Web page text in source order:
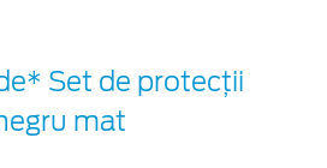
Set de protecții
mat